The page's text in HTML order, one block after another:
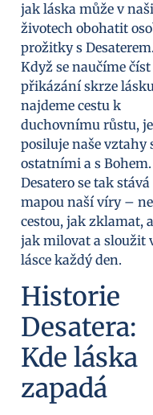
jak láska může v
životech obohatit
prožitky s Desaterem.
Když se naučíme číst
přikázání skrze
najdeme cestu k
duchovnímu růstu,
posiluje naše vztahy
ostatními a s Bohem.
Desatero se tak stává
mapou naší víry – ne
cestou, jak zklamat,
jak milovat a sloužit
lásce každý den.
Historie
Desatera:
Kde láska
zapadá